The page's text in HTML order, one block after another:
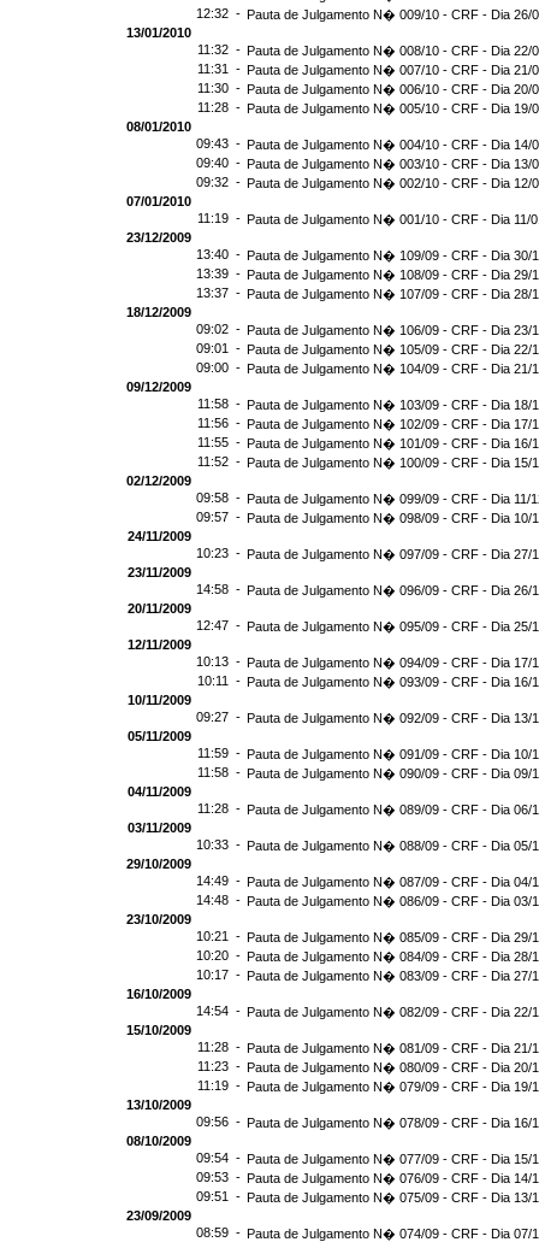
12:32 - Pauta de Julgamento N� 009/10 - CRF - Dia 26/
13/01/2010
11:32 - Pauta de Julgamento N� 008/10 - CRF - Dia 22/
11:31 - Pauta de Julgamento N� 007/10 - CRF - Dia 21/
11:30 - Pauta de Julgamento N� 006/10 - CRF - Dia 20/
11:28 - Pauta de Julgamento N� 005/10 - CRF - Dia 19/
08/01/2010
09:43 - Pauta de Julgamento N� 004/10 - CRF - Dia 14/
09:40 - Pauta de Julgamento N� 003/10 - CRF - Dia 13/
09:32 - Pauta de Julgamento N� 002/10 - CRF - Dia 12/
07/01/2010
11:19 - Pauta de Julgamento N� 001/10 - CRF - Dia 11/
23/12/2009
13:40 - Pauta de Julgamento N� 109/09 - CRF - Dia 30/
13:39 - Pauta de Julgamento N� 108/09 - CRF - Dia 29/
13:37 - Pauta de Julgamento N� 107/09 - CRF - Dia 28/
18/12/2009
09:02 - Pauta de Julgamento N� 106/09 - CRF - Dia 23/
09:01 - Pauta de Julgamento N� 105/09 - CRF - Dia 22/
09:00 - Pauta de Julgamento N� 104/09 - CRF - Dia 21/
09/12/2009
11:58 - Pauta de Julgamento N� 103/09 - CRF - Dia 18/
11:56 - Pauta de Julgamento N� 102/09 - CRF - Dia 17/
11:55 - Pauta de Julgamento N� 101/09 - CRF - Dia 16/
11:52 - Pauta de Julgamento N� 100/09 - CRF - Dia 15/
02/12/2009
09:58 - Pauta de Julgamento N� 099/09 - CRF - Dia 11/
09:57 - Pauta de Julgamento N� 098/09 - CRF - Dia 10/
24/11/2009
10:23 - Pauta de Julgamento N� 097/09 - CRF - Dia 27/
23/11/2009
14:58 - Pauta de Julgamento N� 096/09 - CRF - Dia 26/
20/11/2009
12:47 - Pauta de Julgamento N� 095/09 - CRF - Dia 25/
12/11/2009
10:13 - Pauta de Julgamento N� 094/09 - CRF - Dia 17/
10:11 - Pauta de Julgamento N� 093/09 - CRF - Dia 16/
10/11/2009
09:27 - Pauta de Julgamento N� 092/09 - CRF - Dia 13/
05/11/2009
11:59 - Pauta de Julgamento N� 091/09 - CRF - Dia 10/
11:58 - Pauta de Julgamento N� 090/09 - CRF - Dia 09/
04/11/2009
11:28 - Pauta de Julgamento N� 089/09 - CRF - Dia 06/
03/11/2009
10:33 - Pauta de Julgamento N� 088/09 - CRF - Dia 05/
29/10/2009
14:49 - Pauta de Julgamento N� 087/09 - CRF - Dia 04/
14:48 - Pauta de Julgamento N� 086/09 - CRF - Dia 03/
23/10/2009
10:21 - Pauta de Julgamento N� 085/09 - CRF - Dia 29/
10:20 - Pauta de Julgamento N� 084/09 - CRF - Dia 28/
10:17 - Pauta de Julgamento N� 083/09 - CRF - Dia 27/
16/10/2009
14:54 - Pauta de Julgamento N� 082/09 - CRF - Dia 22/
15/10/2009
11:28 - Pauta de Julgamento N� 081/09 - CRF - Dia 21/
11:23 - Pauta de Julgamento N� 080/09 - CRF - Dia 20/
11:19 - Pauta de Julgamento N� 079/09 - CRF - Dia 19/
13/10/2009
09:56 - Pauta de Julgamento N� 078/09 - CRF - Dia 16/
08/10/2009
09:54 - Pauta de Julgamento N� 077/09 - CRF - Dia 15/
09:53 - Pauta de Julgamento N� 076/09 - CRF - Dia 14/
09:51 - Pauta de Julgamento N� 075/09 - CRF - Dia 13/
23/09/2009
08:59 - Pauta de Julgamento N� 074/09 - CRF - Dia 07/